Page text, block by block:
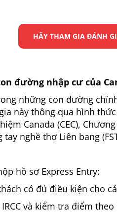
HÃY THAM GIA ĐÁNH
đường nhập cư của
những con đường
này thông qua hình
Canada (CEC),
nghề thợ Liên bang
hồ sơ Express Entry:
có đủ điều kiện cho
và kiểm tra điểm